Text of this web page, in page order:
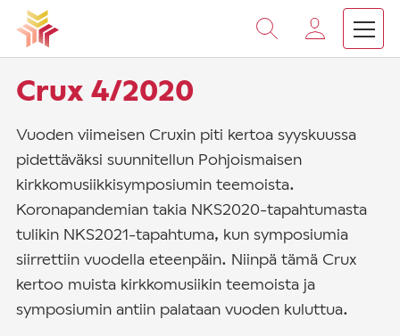
Vieritä
sisältöön
Etusivu
Crux 4/2020
Crux 4/2020
Vuoden viimeisen Cruxin piti kertoa syyskuussa
pidettäväksi suunnitellun Pohjoismaisen
kirkkomusiikkisymposiumin teemoista.
Koronapandemian takia NKS2020-tapahtumasta
tulikin NKS2021-tapahtuma, kun symposiumia
siirrettiin vuodella eteenpäin. Niinpä tämä Crux
kertoo muista kirkkomusiikin teemoista ja
symposiumin antiin palataan vuoden kuluttua.